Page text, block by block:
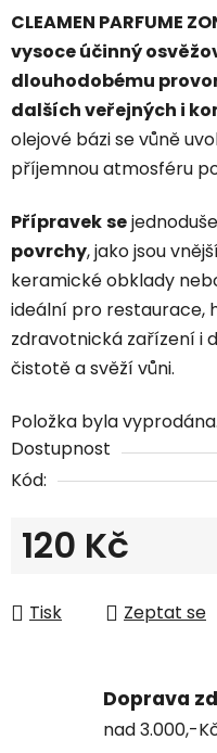
CLEAMEN PARFUME
vysoce účinný
dlouhodobému
dalších veřejných i
olejové bázi se vůně
příjemnou atmosféru
Přípraveksejednoduše
povrchy, jako jsou
keramické obklady
ideální pro restaurace,
zdravotnická zařízení i
čistotě a svěží vůni.
Položka byla
Dostupnost
Kód:
120 Kč
Tisk
Zeptat se
Doprava
nad 3.000,-